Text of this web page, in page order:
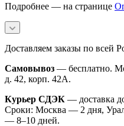
Подробнее — на странице
Доставляем заказы по всей
Самовывоз — бесплатно.
д. 42, корп. 42А.
Курьер СДЭК — доставка
Сроки: Москва — 2 дня,
— 8–10 дней.